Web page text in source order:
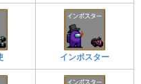
インポスター